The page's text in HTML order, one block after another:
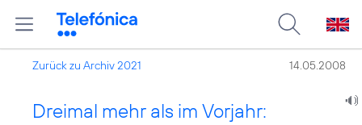
Zurück zu Archiv 2021 14.05.2008
Dreimal mehr als im Vorjahr: